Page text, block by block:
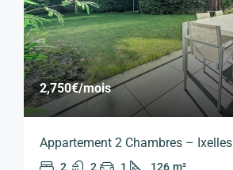
2,750€/mois
Appartement 2 Chambres – Ixelles
2 2 1 126 m²